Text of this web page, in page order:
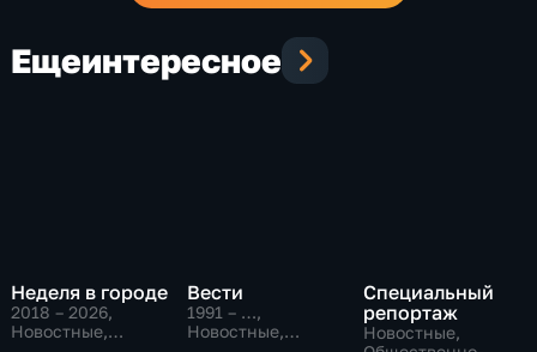
Ещеинтересное
Неделя в городе
2018 – 2026,
Новостные,
Вести
1991 – …,
Новостные,
Специальный
репортаж
Новостные,